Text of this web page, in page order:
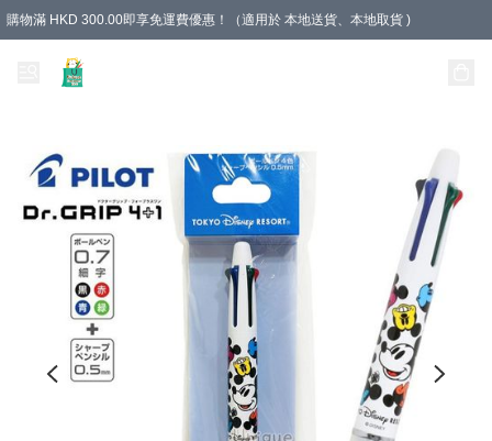
購物滿 HKD 300.00即享免運費優惠！（適用於 本地送貨、本地取貨 )